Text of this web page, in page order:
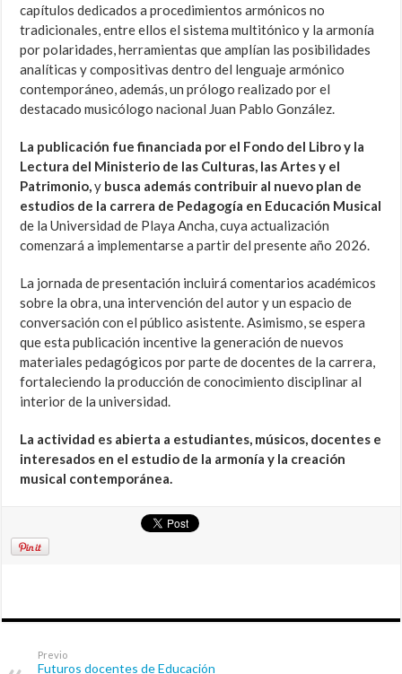
capítulos dedicados a procedimientos armónicos no
tradicionales, entre ellos el sistema multitónico y la armonía
por polaridades, herramientas que amplían las posibilidades
analíticas y compositivas dentro del lenguaje armónico
contemporáneo, además, un prólogo realizado por el
destacado musicólogo nacional Juan Pablo González.
La publicación fue financiada por el Fondo del Libro y la
Lectura del Ministerio de las Culturas, las Artes y el
Patrimonio,y busca además contribuir al nuevo plan de
estudios de la carrera de Pedagogía en Educación Musical
de la Universidad de Playa Ancha, cuya actualización
comenzará a implementarse a partir del presente año 2026.
La jornada de presentación incluirá comentarios académicos
sobre la obra, una intervención del autor y un espacio de
conversación con el público asistente. Asimismo, se espera
que esta publicación incentive la generación de nuevos
materiales pedagógicos por parte de docentes de la carrera,
fortaleciendo la producción de conocimiento disciplinar al
interior de la universidad.
La actividad es abierta a estudiantes, músicos, docentes e
interesados en el estudio de la armonía y la creación
musical contemporánea.
Previo
Futuros docentes de Educación